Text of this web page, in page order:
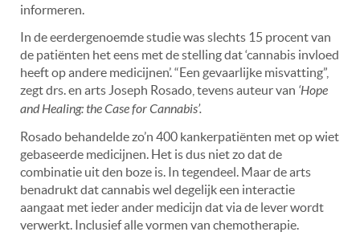
informeren.
In de eerdergenoemde studie was slechts 15 procent van
de patiënten het eens met de stelling dat ‘cannabis invloed
heeft op andere medicijnen’. “Een gevaarlijke misvatting”,
zegt drs. en arts Joseph Rosado, tevens auteur van ‘Hope
and Healing: the Case for Cannabis’.
Rosado behandelde zo’n 400 kankerpatiënten met op wiet
gebaseerde medicijnen. Het is dus niet zo dat de
combinatie uit den boze is. In tegendeel. Maar de arts
benadrukt dat cannabis wel degelijk een interactie
aangaat met ieder ander medicijn dat via de lever wordt
verwerkt. Inclusief alle vormen van chemotherapie.